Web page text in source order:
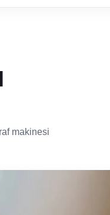
makinesi